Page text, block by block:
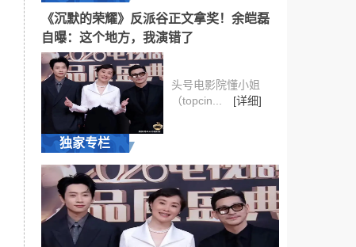
《沉默的荣耀》反派谷正文拿奖！余皑磊
自曝：这个地方，我演错了
头号电影院懂小姐
（topcin...
[详细]
独家专栏